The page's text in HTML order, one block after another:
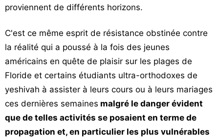
proviennent de différents horizons.
C'est ce même esprit de résistance obstinée contre
la réalité qui a poussé à la fois des jeunes
américains en quête de plaisir sur les plages de
Floride et certains étudiants ultra-orthodoxes de
yeshivah à assister à leurs cours ou à leurs mariages
ces dernières semaines malgré le danger évident
que de telles activités se posaient en terme de
propagation et, en particulier les plus vulnérables